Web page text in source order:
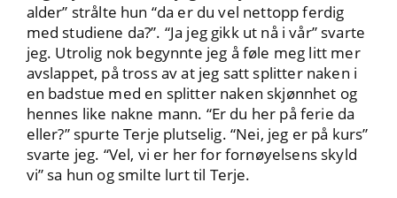
alder” strålte hun “da er du vel nettopp ferdig
med studiene da?”. “Ja jeg gikk ut nå i vår” svarte
jeg. Utrolig nok begynnte jeg å føle meg litt mer
avslappet, på tross av at jeg satt splitter naken i
en badstue med en splitter naken skjønnhet og
hennes like nakne mann. “Er du her på ferie da
eller?” spurte Terje plutselig. “Nei, jeg er på kurs”
svarte jeg. “Vel, vi er her for fornøyelsens skyld
vi” sa hun og smilte lurt til Terje.